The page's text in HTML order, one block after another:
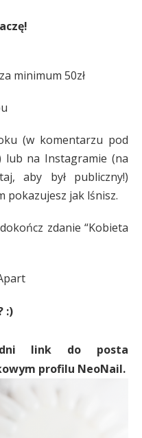
minimum 50zł
(w komentarzu pod
lub na Instagramie (na
aby był publiczny!)
pokazujesz jak lśnisz.
zdanie “Kobieta
:)
link do posta
profilu NeoNail.